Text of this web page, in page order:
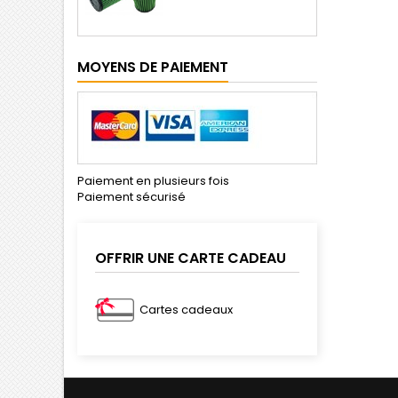
MOYENS DE PAIEMENT
Paiement en plusieurs fois
Paiement sécurisé
OFFRIR UNE CARTE CADEAU
Cartes cadeaux